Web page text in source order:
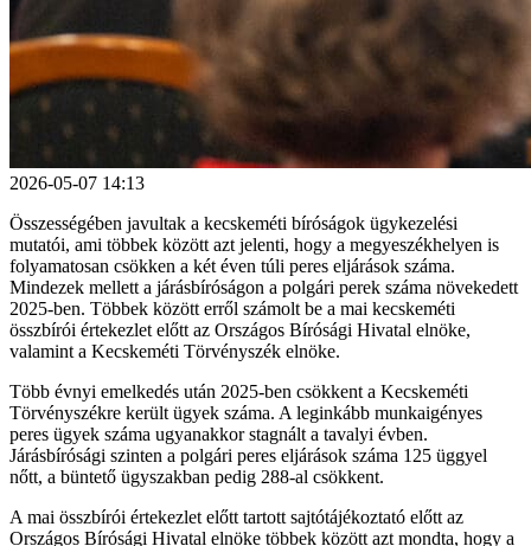
2026-05-07 14:13
Összességében javultak a kecskeméti bíróságok ügykezelési
mutatói, ami többek között azt jelenti, hogy a megyeszékhelyen is
folyamatosan csökken a két éven túli peres eljárások száma.
Mindezek mellett a járásbíróságon a polgári perek száma növekedett
2025-ben. Többek között erről számolt be a mai kecskeméti
összbírói értekezlet előtt az Országos Bírósági Hivatal elnöke,
valamint a Kecskeméti Törvényszék elnöke.
Több évnyi emelkedés után 2025-ben csökkent a Kecskeméti
Törvényszékre került ügyek száma. A leginkább munkaigényes
peres ügyek száma ugyanakkor stagnált a tavalyi évben.
Járásbírósági szinten a polgári peres eljárások száma 125 üggyel
nőtt, a büntető ügyszakban pedig 288-al csökkent.
A mai összbírói értekezlet előtt tartott sajtótájékoztató előtt az
Országos Bírósági Hivatal elnöke többek között azt mondta, hogy a